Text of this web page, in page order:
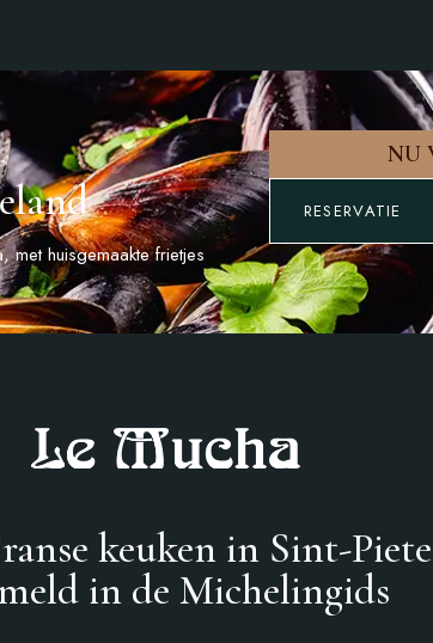
huisgemaakte frietjes
NU
RESERVATIE
keuken in Sint-
in de Michelingids